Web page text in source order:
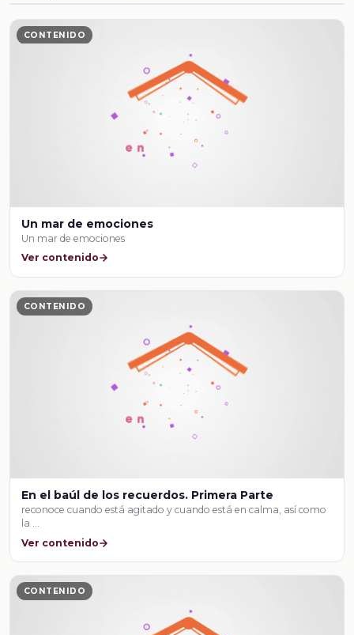
CONTENIDO
Un mar de emociones
Un mar de emociones
Ver contenido
CONTENIDO
En el baúl de los recuerdos. Primera Parte
reconoce cuando está agitado y cuando está en calma, así como
la …
Ver contenido
CONTENIDO